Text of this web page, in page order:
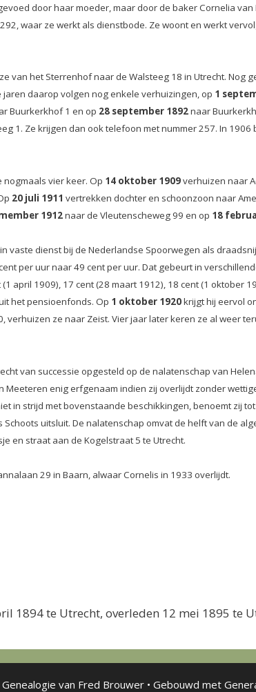
door haar moeder, maar door de baker Cornelia
waar ze werkt als dienstbode. Ze woont en werkt
van het Sterrenhof naar de Walsteeg 18 in Utrecht. Nog
daarop volgen nog enkele verhuizingen, op 1
Buurkerkhof 1 en op 28 september 1892naar
1. Ze krijgen dan ook telefoon met nummer 257. In
vier keer. Op 14 oktober 1909verhuizen naar
20 juli 1911 vertrekken dochter en schoonzoon naar
1912naar de Vleutenscheweg 99 en op 18
vaste dienst bij de Nederlandse Spoorwegen als
per uur naar 49 cent per uur. Dat gebeurt in
april 1909), 17 cent (28 maart 1912), 18 cent (1 oktober
het pensioenfonds. Op 1 oktober 1920krijgt hij eervol
ze naar Zeist. Vier jaar later keren ze al weer
van successie opgesteld op de nalatenschap van
Meeteren enig erfgenaam indien zij overlijdt zonder
in strijd met bovenstaande beschikkingen, benoemt zij
uitsluit. De nalatenschap omvat de helft van de
en straat aan de Kogelstraat 5 te Utrecht.
29 in Baarn, alwaar Cornelis in 1933 overlijdt.
1894 te Utrecht, overleden 12 mei 1895 te
van Fred Brouwer • Gebouwd met